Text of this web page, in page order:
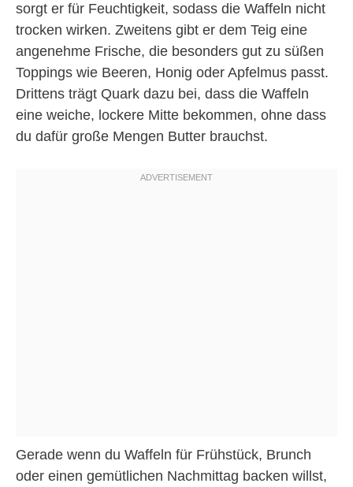
sorgt er für Feuchtigkeit, sodass die Waffeln nicht
trocken wirken. Zweitens gibt er dem Teig eine
angenehme Frische, die besonders gut zu süßen
Toppings wie Beeren, Honig oder Apfelmus passt.
Drittens trägt Quark dazu bei, dass die Waffeln
eine weiche, lockere Mitte bekommen, ohne dass
du dafür große Mengen Butter brauchst.
Gerade wenn du Waffeln für Frühstück, Brunch
oder einen gemütlichen Nachmittag backen willst,